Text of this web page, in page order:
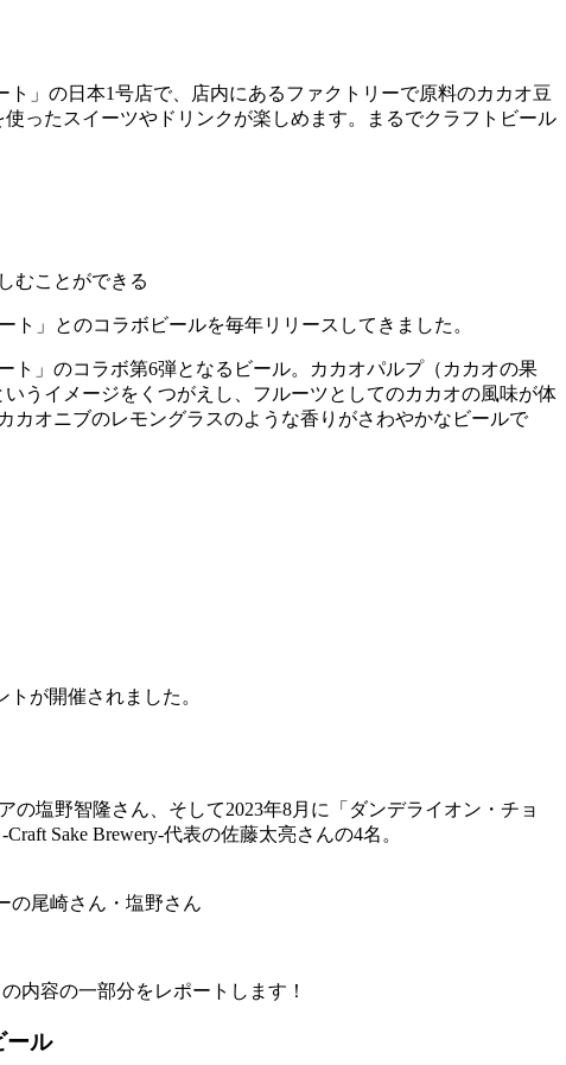
」の日本1号店で、店内にあるファクトリーで原料のカカオ豆
ったスイーツやドリンクが楽しめます。まるでクラフトビール
むことができる
」とのコラボビールを毎年リリースしてきました。
ト」のコラボ第6弾となるビール。カカオパルプ（カカオの果
うイメージをくつがえし、フルーツとしてのカカオの風味が体
カオニブのレモングラスのような香りがさわやかなビールで
が開催されました。
塩野智隆さん、そして2023年8月に「ダンデライオン・チョ
Sake Brewery-代表の佐藤太亮さんの4名。
の尾崎さん・塩野さん
内容の一部分をレポートします！
ール